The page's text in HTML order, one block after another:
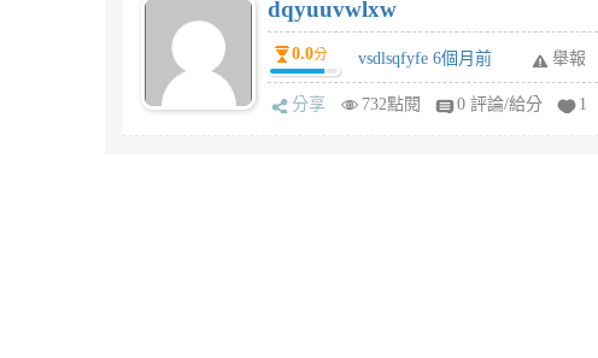
dqyuuvwlxw
0.0分 vsdlsqfyfe 6個月前 舉報
分享 732點閱 0 評論/給分 1